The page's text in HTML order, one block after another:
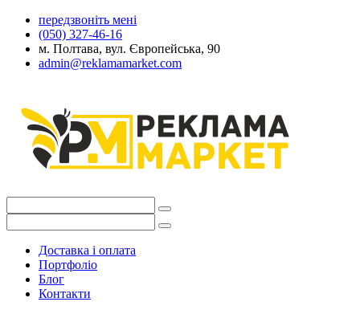
передзвоніть мені
(050) 327-46-16
м. Полтава, вул. Європейська, 90
admin@reklamamarket.com
Доставка і оплата
Портфоліо
Блог
Контакти